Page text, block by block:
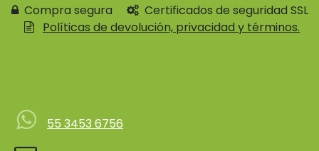
Compra segura
Certificados de seguridad SSL
Políticas de devolución, privacidad y términos.
55 3453 6756